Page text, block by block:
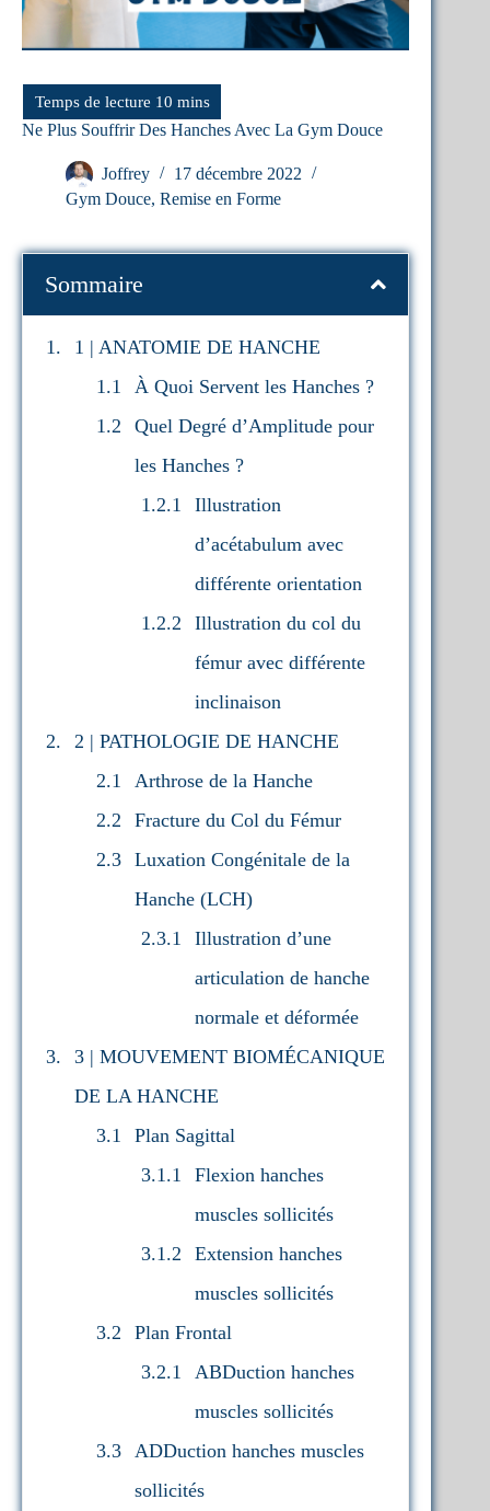
Ne Plus Souffrir Des Hanches Avec La Gym Douce
Joffrey
17 décembre 2022
Gym Douce, Remise en Forme
Sommaire
1 | ANATOMIE DE HANCHE
À Quoi Servent les Hanches ?
Quel Degré d’Amplitude pour
les Hanches ?
Illustration
d’acétabulum avec
différente orientation
Illustration du col du
fémur avec différente
inclinaison
2 | PATHOLOGIE DE HANCHE
Arthrose de la Hanche
Fracture du Col du Fémur
Luxation Congénitale de la
Hanche (LCH)
Illustration d’une
articulation de hanche
normale et déformée
3 | MOUVEMENT BIOMÉCANIQUE
DE LA HANCHE
Plan Sagittal
Flexion hanches
muscles sollicités
Extension hanches
muscles sollicités
Plan Frontal
ABDuction hanches
muscles sollicités
ADDuction hanches muscles
sollicités